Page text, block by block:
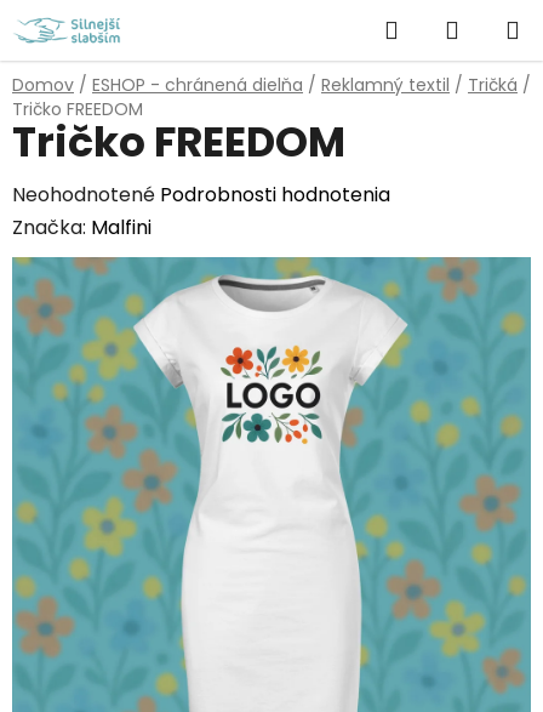
Prejsť
na
obsah
Hľadať
KOŠÍK
Domov / ESHOP - chránená dielňa / Reklamný textil / Tričká /
Tričko FREEDOM
Tričko FREEDOM
Priemerné
hodnotenie
produktu
je
0,0
hviezdičiek.
Neohodnotené Podrobnosti hodnotenia
Značka: Malfini